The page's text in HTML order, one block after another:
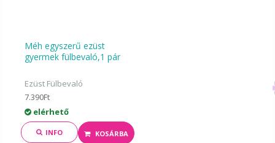
Méh egyszerű ezüst
gyermek fülbevaló,1 pár
Ezüst Fülbevaló
7.390Ft
elérhető
INFO KOSÁRBA